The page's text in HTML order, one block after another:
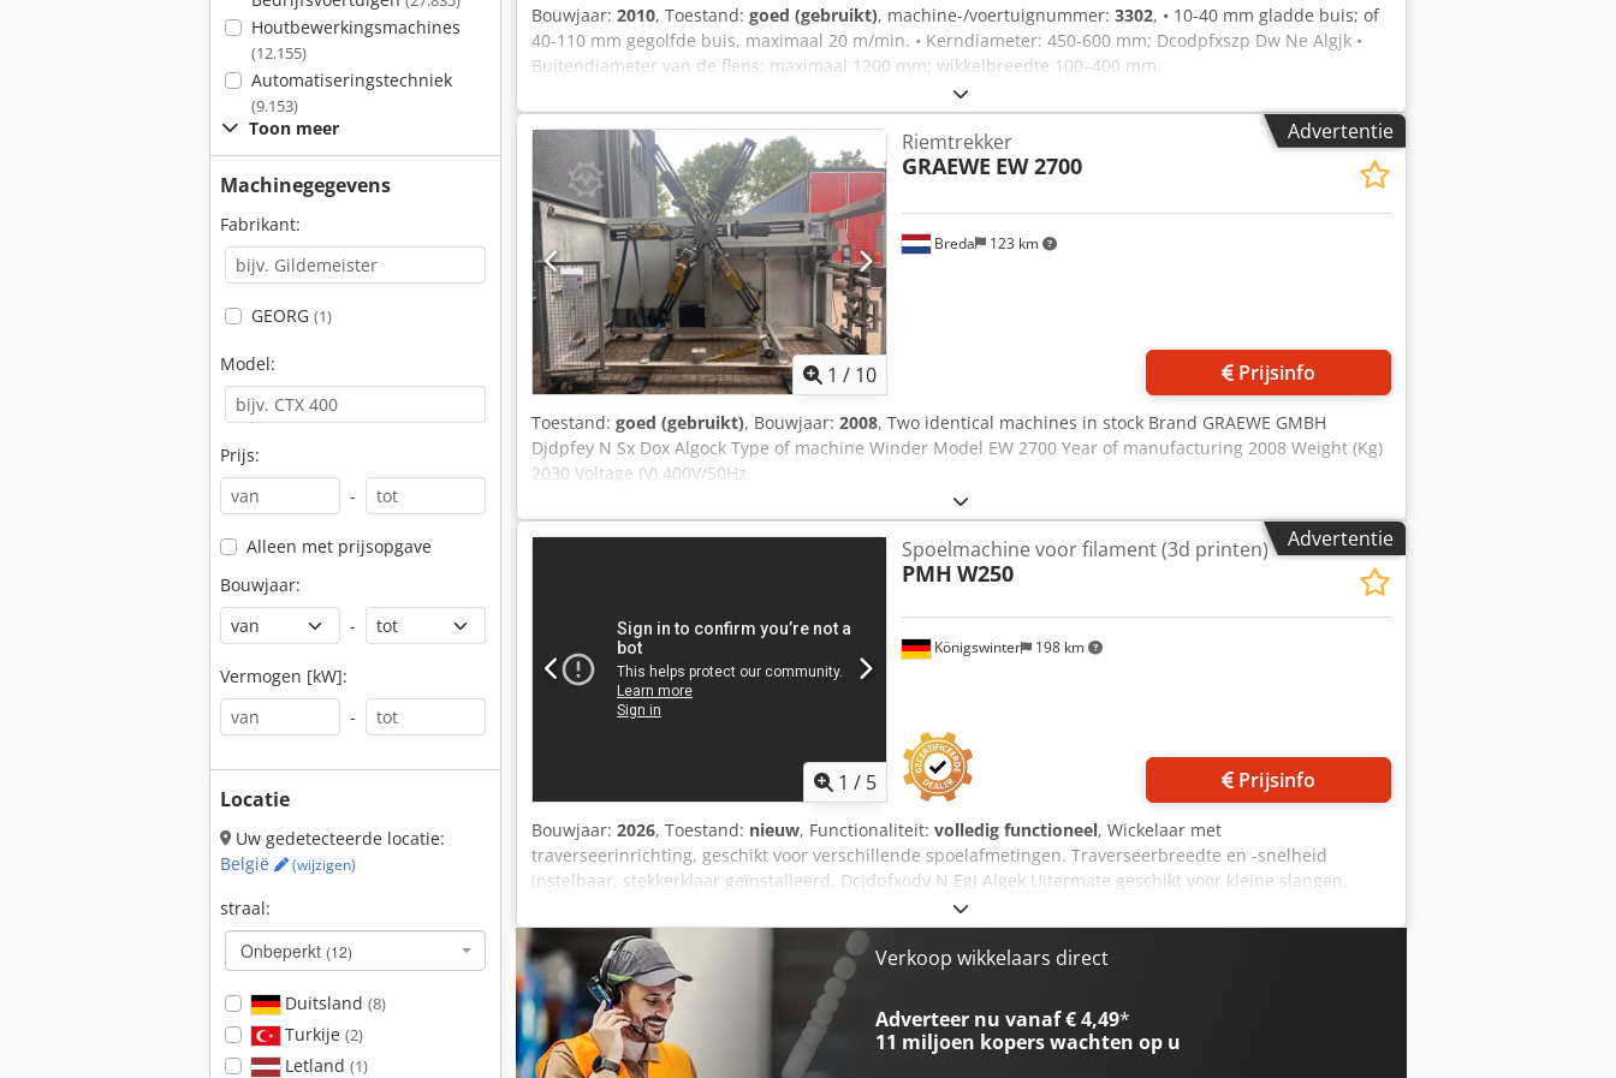
Houtbewerkingsmachines
(12.155)
Automatiseringstechniek
(9.153)
Toon meer
Machinegegevens
Fabrikant:
GEORG (1)
Model:
Prijs:
-
Alleen met prijsopgave
Bouwjaar:
-
Vermogen [kW]:
-
Locatie
Uw gedetecteerde locatie:
België
(wijzigen)
straal:
Onbeperkt (12)
Duitsland (8)
Turkije (2)
Letland (1)
Bouwjaar: 2010, Toestand: goed (gebruikt), machine-/voertuignummer: 3302, • 10-40 mm gladde buis; of
40-110 mm gegolfde buis, maximaal 20 m/min. • Kerndiameter: 450-600 mm; Dcodpfxszp Dw Ne Algjk •
Buitendiameter van de flens: maximaal 1200 mm; wikkelbreedte 100–400 mm.
Advertentie
1 / 10
Breda 123 km
Riemtrekker
GRAEWE EW 2700
Prijsinfo
Toestand: goed (gebruikt), Bouwjaar: 2008, Two identical machines in stock Brand GRAEWE GMBH
Djdpfey N Sx Dox Algock Type of machine Winder Model EW 2700 Year of manufacturing 2008 Weight (Kg)
2030 Voltage (V) 400V/50Hz
Advertentie
1 / 5
Königswinter 198 km
Spoelmachine voor filament (3d printen)
PMH W250
Prijsinfo
Bouwjaar: 2026, Toestand: nieuw, Functionaliteit: volledig functioneel, Wickelaar met
traverseerinrichting, geschikt voor verschillende spoelafmetingen. Traverseerbreedte en -snelheid
instelbaar, stekkerklaar geïnstalleerd. Dcjdpfxodv N Egj Algek Uitermate geschikt voor kleine slangen,
Verkoop wikkelaars direct
Adverteer nu vanaf € 4,49*
11 miljoen koperswachten op u